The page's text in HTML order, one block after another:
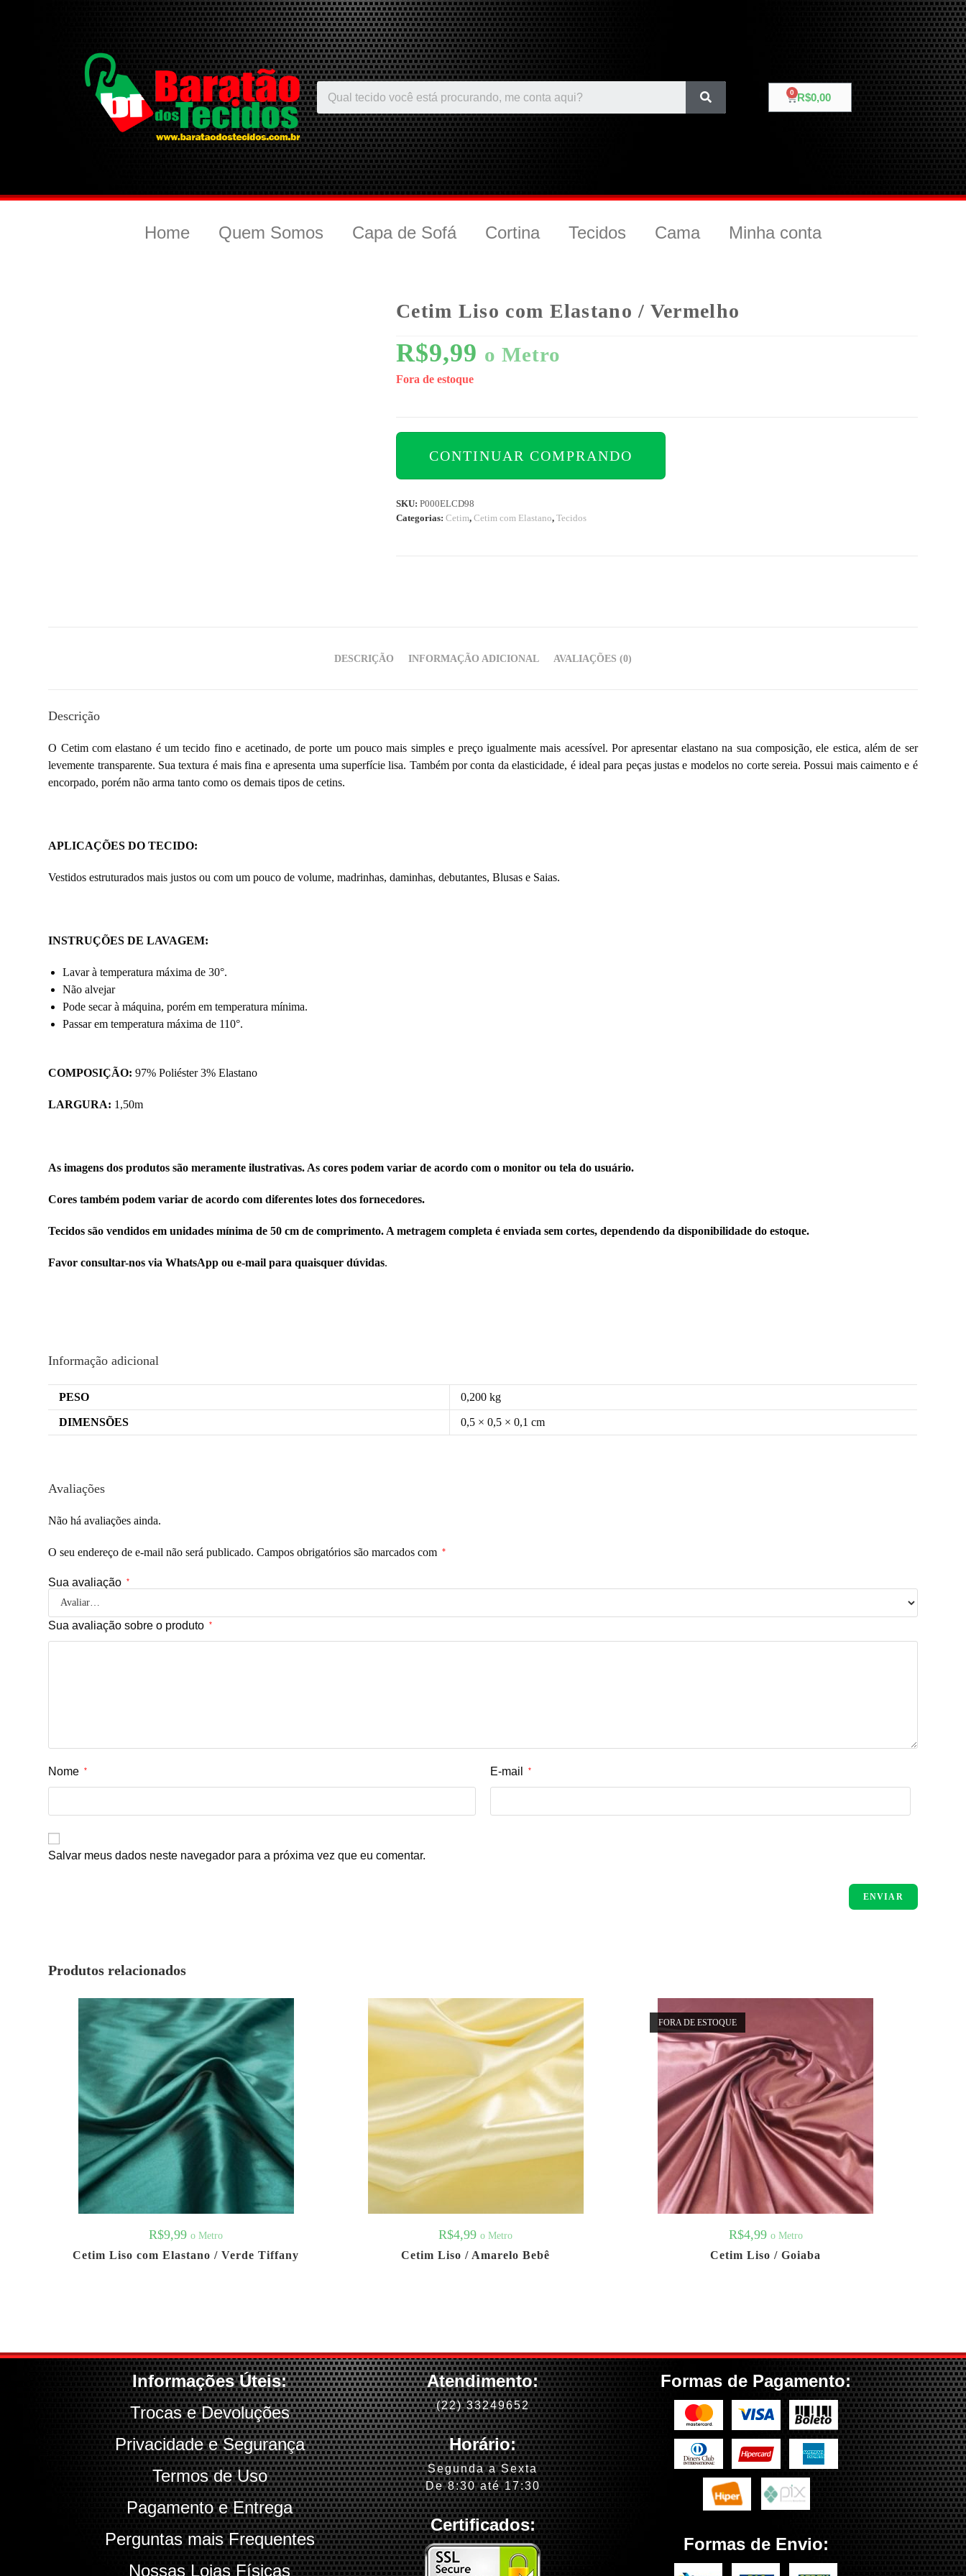
R$0,00
Home Quem Somos Capa de Sofá Cortina Tecidos Cama Minha conta
Cetim Liso com Elastano / Vermelho
R$9,99 o Metro
Fora de estoque
CONTINUAR COMPRANDO
SKU:P000ELCD98
Categorias:Cetim,Cetim com Elastano,Tecidos
DESCRIÇÃO INFORMAÇÃO ADICIONAL AVALIAÇÕES (0)
Descrição
O Cetim com elastano é um tecido fino e acetinado, de porte um pouco mais simples e preço igualmente mais acessível. Por apresentar elastano na sua composição, ele estica, além de ser
levemente transparente. Sua textura é mais fina e apresenta uma superfície lisa. Também por conta da elasticidade, é ideal para peças justas e modelos no corte sereia. Possui mais caimento e é
encorpado, porém não arma tanto como os demais tipos de cetins.
APLICAÇÕES DO TECIDO:
Vestidos estruturados mais justos ou com um pouco de volume, madrinhas, daminhas, debutantes, Blusas e Saias.
INSTRUÇÕES DE LAVAGEM:
Lavar à temperatura máxima de 30°.
Não alvejar
Pode secar à máquina, porém em temperatura mínima.
Passar em temperatura máxima de 110°.
COMPOSIÇÃO: 97% Poliéster 3% Elastano
LARGURA: 1,50m
As imagens dos produtos são meramente ilustrativas. As cores podem variar de acordo com o monitor ou tela do usuário.
Cores também podem variar de acordo com diferentes lotes dos fornecedores.
Tecidos são vendidos em unidades mínima de 50 cm de comprimento. A metragem completa é enviada sem cortes, dependendo da disponibilidade do estoque.
Favor consultar-nos via WhatsApp ou e-mail para quaisquer dúvidas.
Informação adicional
PESO 0,200 kg
DIMENSÕES 0,5 × 0,5 × 0,1 cm
Avaliações
Não há avaliações ainda.
O seu endereço de e-mail não será publicado. Campos obrigatórios são marcados com *
Sua avaliação *
Sua avaliação sobre o produto *
Nome * E-mail *
Salvar meus dados neste navegador para a próxima vez que eu comentar.
Produtos relacionados
R$9,99 o Metro
Cetim Liso com Elastano / Verde Tiffany
R$4,99 o Metro
Cetim Liso / Amarelo Bebê
FORA DE ESTOQUE
R$4,99 o Metro
Cetim Liso / Goiaba
Informações Úteis:
Trocas e Devoluções
Privacidade e Segurança
Termos de Uso
Pagamento e Entrega
Perguntas mais Frequentes
Nossas Lojas Físicas
Atendimento:
(22) 33249652
Horário:
Segunda a Sexta
De 8:30 até 17:30
Certificados:
Formas de Pagamento:
Formas de Envio: